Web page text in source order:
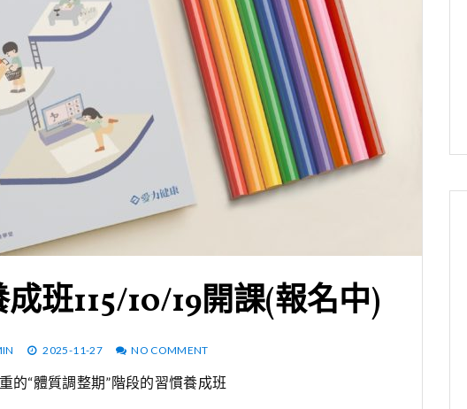
班115/10/19開課(報名中)
2025-11-27 NO COMMENT
的“體質調整期”階段的習慣養成班